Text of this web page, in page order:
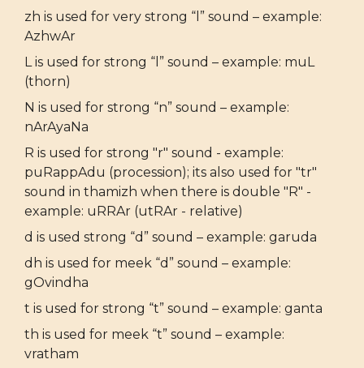
zh is used for very strong “l” sound – example:
AzhwAr
L is used for strong “l” sound – example: muL
(thorn)
N is used for strong “n” sound – example:
nArAyaNa
R is used for strong "r" sound - example:
puRappAdu (procession); its also used for "tr"
sound in thamizh when there is double "R" -
example: uRRAr (utRAr - relative)
d is used strong “d” sound – example: garuda
dh is used for meek “d” sound – example:
gOvindha
t is used for strong “t” sound – example: ganta
th is used for meek “t” sound – example:
vratham